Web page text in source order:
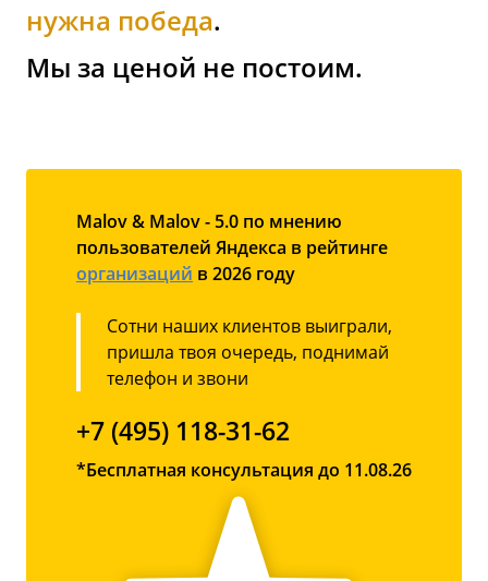
нужна победа.
Мы за ценой не постоим.
Malov & Malov - 5.0 по мнению
пользователей Яндекса в рейтинге
организаций в 2026 году
Сотни наших клиентов выиграли,
пришла твоя очередь, поднимай
телефон и звони
+7 (495) 118-31-62
*Бесплатная консультация до 11.08.26